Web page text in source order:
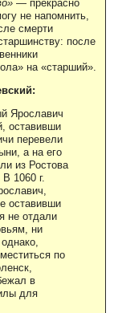
— прекрасно
не напомнить,
смерти
после
на «старший».
Ярославич
оставивши
перевели
а на его
из Ростова
1060 г.
оставивши
не отдали
ни
по
в
для